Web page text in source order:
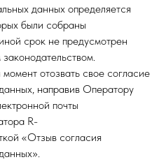
данных определяется
были собраны
срок не предусмотрен
отозвать свое согласие
направив Оператору
почты
R-
«Отзыв согласия